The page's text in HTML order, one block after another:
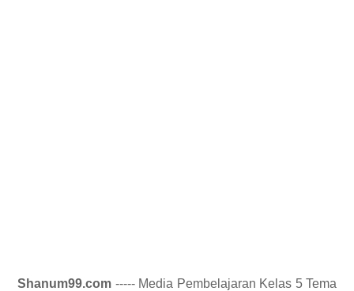
Shanum99.com ----- Media Pembelajaran Kelas 5 Tema